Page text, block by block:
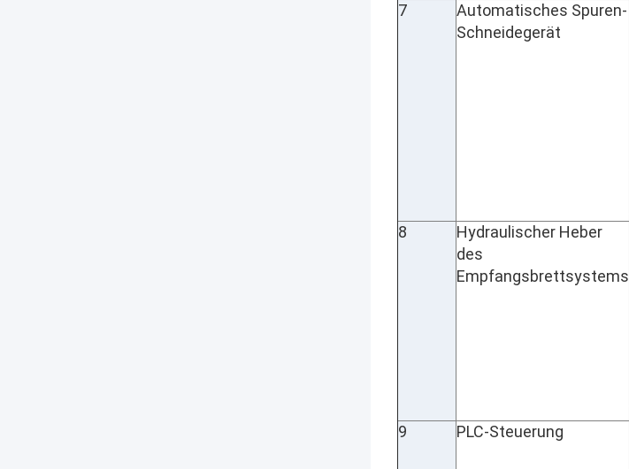
7
Automatisches Spuren-
Schneidegerät
8
Hydraulischer Heber
des
Empfangsbrettsystems
9 PLC-Steuerung